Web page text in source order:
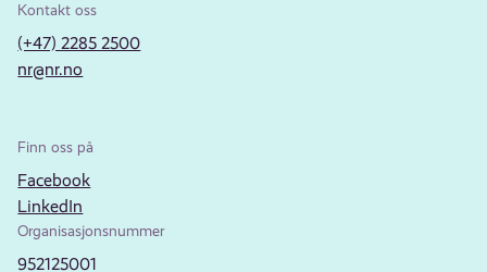
Kontakt oss
(+47) 2285 2500
nr@nr.no
Finn oss på
Facebook
LinkedIn
Organisasjonsnummer
952125001